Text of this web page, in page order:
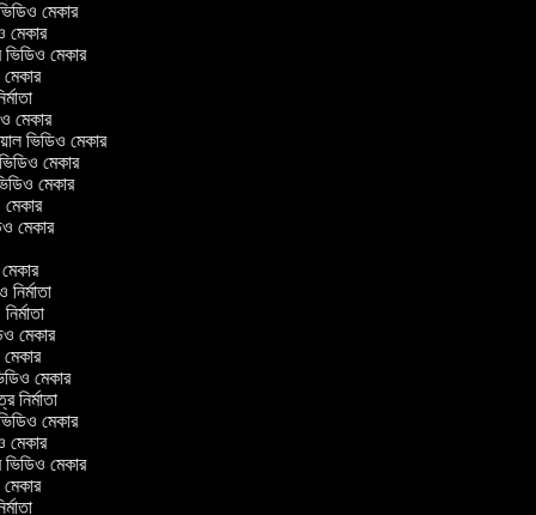
ভিডিও মেকার
মেকার
ভিডিও মেকার
মেকার
মেকার
ভিডিও মেকার
মেকার
মেকার
মেকার
মেকার
নির্মাতা
মেকার
মেকার
মেকার
নির্মাতা
ভিডিও মেকার
মেকার
ভিডিও মেকার
মেকার